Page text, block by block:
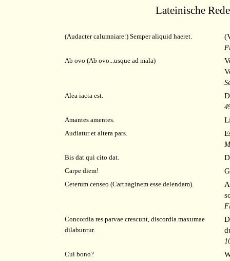
Lateinische
(Audacter calumniare:) Semper aliquid haeret.
Ab ovo (Ab ovo...usque ad mala)
Alea iacta est.
Amantes amentes.
Audiatur et altera pars.
Bis dat qui cito dat.
Carpe diem!
Ceterum censeo (Carthaginem esse delendam).
Concordia res parvae crescunt, discordia maxumae
dilabuntur.
Cui bono?